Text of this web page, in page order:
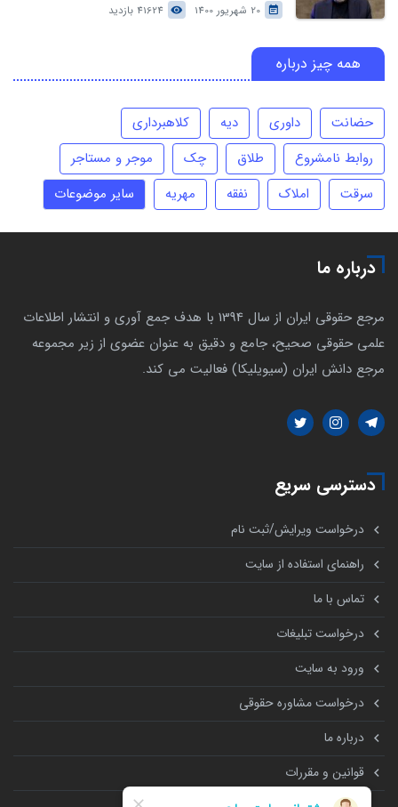
20 شهریور 1400 41624 بازدید
همه چیز درباره
حضانت داوری دیه
کلاهبرداری
روابط نامشروع
طلاق چک
موجر و مستاجر
سرقت
املاک نفقه مهریه سایر موضوعات
درباره ما
مرجع حقوقی ایران از سال 1394 با هدف جمع آوری و انتشار اطلاعات
علمی حقوقی صحیح، جامع و دقیق به عنوان عضوی از زیر مجموعه
مرجع دانش ایران (سیویلیکا) فعالیت می کند.
دسترسی سریع
درخواست ویرایش/ثبت نام
راهنمای استفاده از سایت
تماس با ما
درخواست تبلیغات
ورود به سایت
درخواست مشاوره حقوقی
درباره ما
قوانین و مقررات